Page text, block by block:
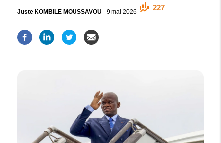
Juste KOMBILE MOUSSAVOU - 9 mai 2026
227